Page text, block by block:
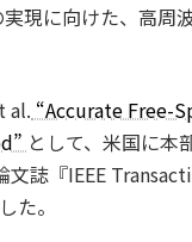
現に向けた、高周
al. “Accurate Free-
として、米国に本
文誌『IEEE
た。